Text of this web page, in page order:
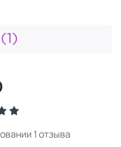
(1)
1 отзыва